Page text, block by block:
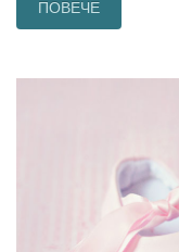
ПОВЕЧЕ